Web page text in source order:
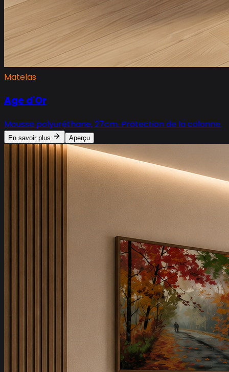
Matelas
Age d'Or
Mousse polyuréthane, 27cm. Protection de la colonne.
En savoir plus Aperçu